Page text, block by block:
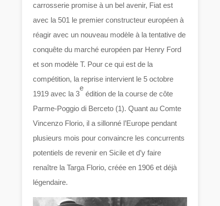
carrosserie promise à un bel avenir, Fiat est
avec la 501 le premier constructeur européen à
réagir avec un nouveau modèle à la tentative de
conquête du marché européen par Henry Ford
et son modèle T. Pour ce qui est de la
compétition, la reprise intervient le 5 octobre
1919 avec la 3
e
édition de la course de côte
Parme-Poggio di Berceto (1). Quant au Comte
Vincenzo Florio, il a sillonné l’Europe pendant
plusieurs mois pour convaincre les concurrents
potentiels de revenir en Sicile et d’y faire
renaître la Targa Florio, créée en 1906 et déjà
légendaire.